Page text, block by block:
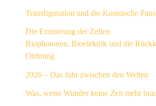
Transfiguration und die Kosmische
Die Erinnerung der Zellen
Biophotonen, Bioelektrik und die
Ordnung
2026 – Das Jahr zwischen den Welten
Was, wenn Wunder keine Zeit mehr